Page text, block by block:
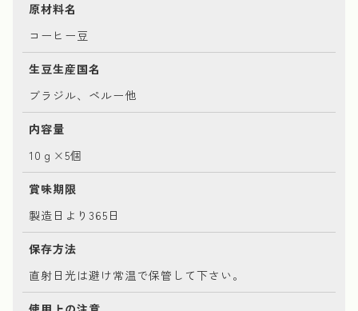
原材料名
コーヒー豆
生豆生産国名
ブラジル、ペルー他
内容量
10ｇ×5個
賞味期限
製造日より365日
保存方法
直射日光は避け常温で保管して下さい。